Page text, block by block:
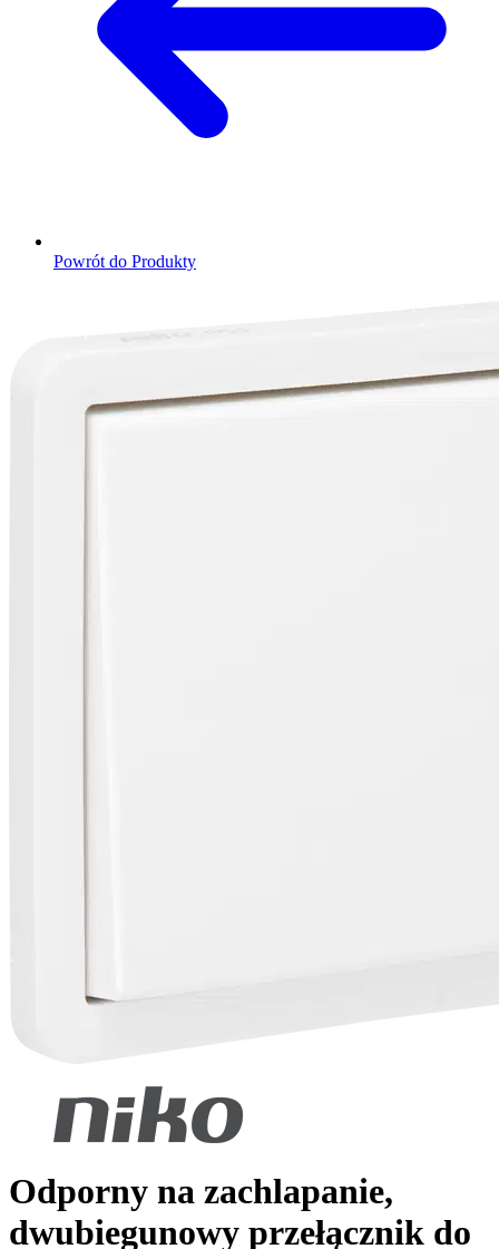
Powrót do Produkty
Odporny na zachlapanie,
dwubiegunowy przełącznik do